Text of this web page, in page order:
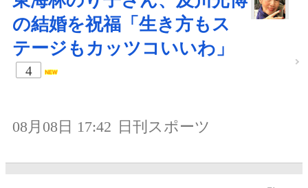
の結婚を祝福「生き方もス
テージもカッツコいいわ」
4
08月08日 17:42 日刊スポーツ